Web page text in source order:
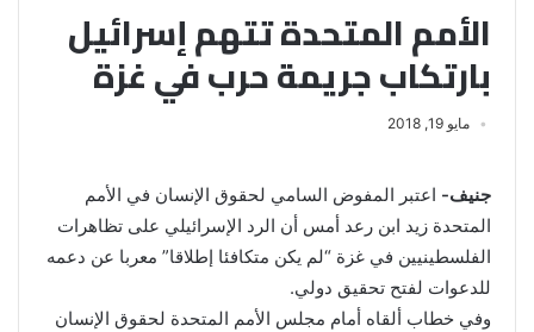
الأمم المتحدة تتهم إسرائيل
بارتكاب جريمة حرب في غزة
مايو 19, 2018
جنيف- اعتبر المفوض السامي لحقوق الإنسان في الأمم
المتحدة زيد ابن رعد أمس أن الرد الإسرائيلي على تظاهرات
الفلسطينيين في غزة “لم يكن متكافئا إطلاقا” معربا عن دعمه
للدعوات لفتح تحقيق دولي.
وفي خطاب ألقاه أمام مجلس الأمم المتحدة لحقوق الإنسان